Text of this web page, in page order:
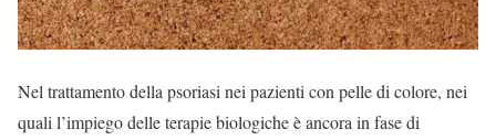
Nel trattamento della psoriasi nei pazienti con pelle di colore, nei
quali l’impiego delle terapie biologiche è ancora in fase di